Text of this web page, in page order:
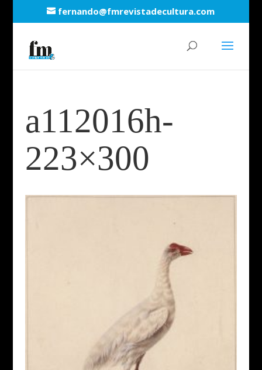
fernando@fmrevistadecultura.com
a112016h-
223×300